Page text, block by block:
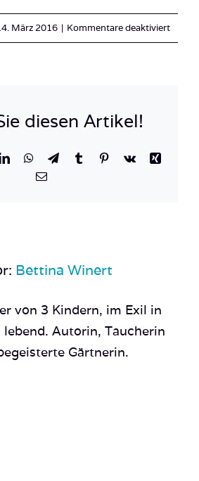
März 2016 | Kommentare deaktiviertfür
diesen Artikel!
LinkedInWhatsApp
TelegramTumblrPinterest
Vk
Xing
E-
Bettina Winert
von 3 Kindern, im Exil in
lebend. Autorin, Taucherin
Gärtnerin.